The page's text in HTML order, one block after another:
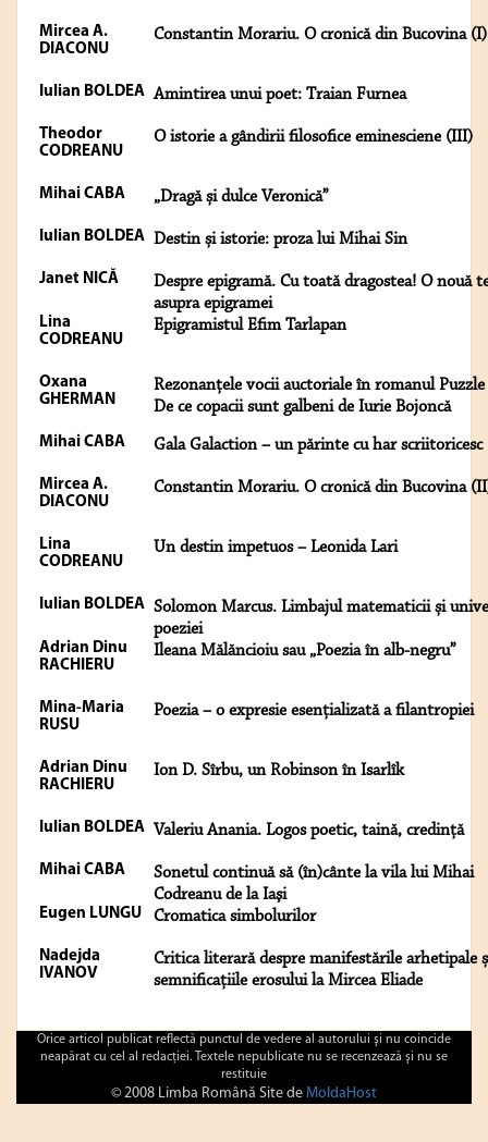
Mircea A.
DIACONU
Constantin Morariu. O cronică din Bucovina (I)
Iulian BOLDEA Amintirea unui poet: Traian Furnea
Theodor
CODREANU
O istorie a gândirii filosofice eminesciene (III)
Mihai CABA „Dragă și dulce Veronică”
Iulian BOLDEA Destin și istorie: proza lui Mihai Sin
Janet NICĂ
Despre epigramă. Cu toată dragostea! O nouă
asupra epigramei
Lina
CODREANU
Epigramistul Efim Tarlapan
Oxana
GHERMAN
Rezonanțele vocii auctoriale în romanul Puzzle
De ce copacii sunt galbeni de Iurie Bojoncă
Mihai CABA Gala Galaction – un părinte cu har scriitoricesc
Mircea A.
DIACONU
Constantin Morariu. O cronică din Bucovina
Lina
CODREANU
Un destin impetuos – Leonida Lari
Iulian BOLDEA Solomon Marcus. Limbajul matematicii și
poeziei
Adrian Dinu
RACHIERU
Ileana Mălăncioiu sau „Poezia în alb-negru”
Mina-Maria
RUSU
Poezia – o expresie esențializată a filantropiei
Adrian Dinu
RACHIERU
Ion D. Sîrbu, un Robinson în Isarlîk
Iulian BOLDEA Valeriu Anania. Logos poetic, taină, credință
Mihai CABA
Sonetul continuă să (în)cânte la vila lui Mihai
Codreanu de la Iaşi
Eugen LUNGU Cromatica simbolurilor
Nadejda
IVANOV
Critica literară despre manifestările arhetipale
semnificațiile erosului la Mircea Eliade
Orice articol publicat reflectă punctul de vedere al autorului şi nu coincide
neapărat cu cel al redacţiei. Textele nepublicate nu se recenzează şi nu se
restituie
© 2008 Limba Română Site de MoldaHost